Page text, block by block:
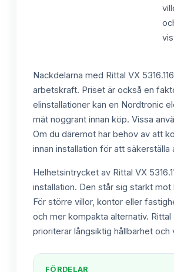
Nackdelarna med Rittal VX
arbetskraft. Priset är också en
elinstallationer kan en Nordtronic
mät noggrant innan köp. Vissa
Om du däremot har behov av att
innan installation för att
Helhetsintrycket av Rittal VX
installation. Den står sig starkt
För större villor, kontor eller
och mer kompakta alternativ.
prioriterar långsiktig hållbarhet
FÖRDELAR